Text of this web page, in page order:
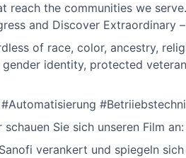
the communities we
and Discover Extraordinary
of race, color, ancestry,
identity, protected
schauen Sie sich unseren Film
verankert und spiegeln